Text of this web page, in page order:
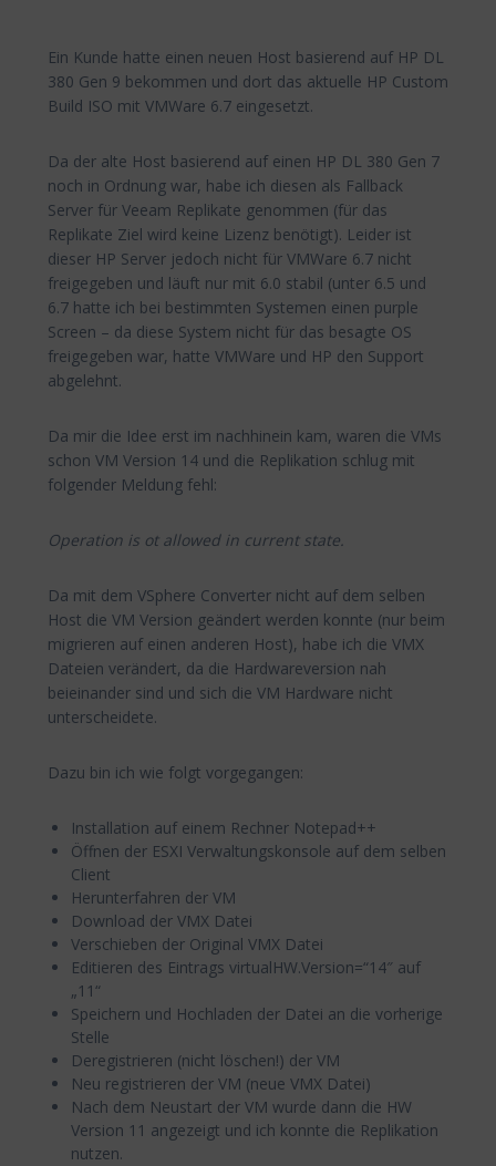
Ein Kunde hatte einen neuen Host basierend auf HP DL
380 Gen 9 bekommen und dort das aktuelle HP Custom
Build ISO mit VMWare 6.7 eingesetzt.
Da der alte Host basierend auf einen HP DL 380 Gen 7
noch in Ordnung war, habe ich diesen als Fallback
Server für Veeam Replikate genommen (für das
Replikate Ziel wird keine Lizenz benötigt). Leider ist
dieser HP Server jedoch nicht für VMWare 6.7 nicht
freigegeben und läuft nur mit 6.0 stabil (unter 6.5 und
6.7 hatte ich bei bestimmten Systemen einen purple
Screen – da diese System nicht für das besagte OS
freigegeben war, hatte VMWare und HP den Support
abgelehnt.
Da mir die Idee erst im nachhinein kam, waren die VMs
schon VM Version 14 und die Replikation schlug mit
folgender Meldung fehl:
Operation is ot allowed in current state.
Da mit dem VSphere Converter nicht auf dem selben
Host die VM Version geändert werden konnte (nur beim
migrieren auf einen anderen Host), habe ich die VMX
Dateien verändert, da die Hardwareversion nah
beieinander sind und sich die VM Hardware nicht
unterscheidete.
Dazu bin ich wie folgt vorgegangen:
Installation auf einem Rechner Notepad++
Öffnen der ESXI Verwaltungskonsole auf dem selben
Client
Herunterfahren der VM
Download der VMX Datei
Verschieben der Original VMX Datei
Editieren des Eintrags virtualHW.Version=“14″ auf
„11“
Speichern und Hochladen der Datei an die vorherige
Stelle
Deregistrieren (nicht löschen!) der VM
Neu registrieren der VM (neue VMX Datei)
Nach dem Neustart der VM wurde dann die HW
Version 11 angezeigt und ich konnte die Replikation
nutzen.